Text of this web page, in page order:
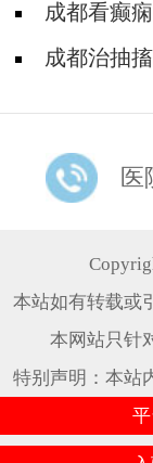
检查?成都看癫
痫病?成都治抽
医
本站如有转载或
本网站只针
特别声明：本站